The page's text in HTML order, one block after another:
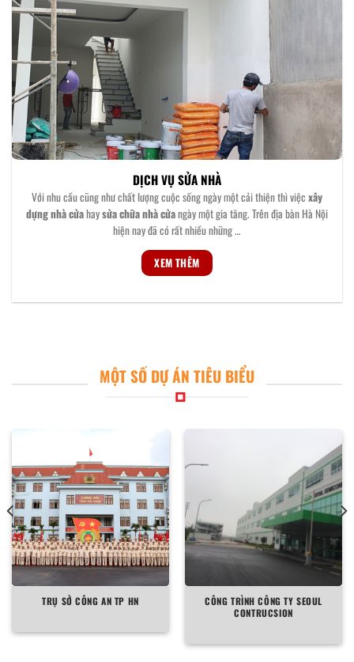
DỊCH VỤ SỬA NHÀ
Với nhu cầu cũng như chất lượng cuộc sống ngày một cải thiện thì việc xây
dựng nhà cửahaysửa chữa nhà cửangày một gia tăng. Trên địa bàn Hà Nội
hiện nay đã có rất nhiều những …
XEM THÊM
MỘT SỐ DỰ ÁN TIÊU BIỂU
TRỤ SỞ CÔNG AN TP HN
CÔNG TRÌNH CÔNG TY SEOUL
CONTRUCSION